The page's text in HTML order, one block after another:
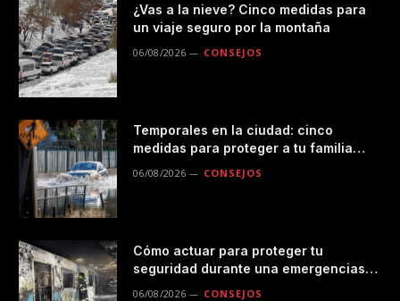
¿Vas a la nieve? Cinco medidas para
un viaje seguro por la montaña
06/08/2026 CONSEJOS
Temporales en la ciudad: cinco
medidas para proteger a tu familia
06/08/2026 CONSEJOS
Cómo actuar para proteger tu
seguridad durante una emergencias
06/08/2026 CONSEJOS